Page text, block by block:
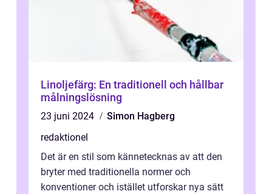
Linoljefärg: En traditionell och hållbar
målningslösning
23 juni 2024
Simon Hagberg
redaktionel
Det är en stil som kännetecknas av att den
bryter med traditionella normer och
konventioner och istället utforskar nya sätt